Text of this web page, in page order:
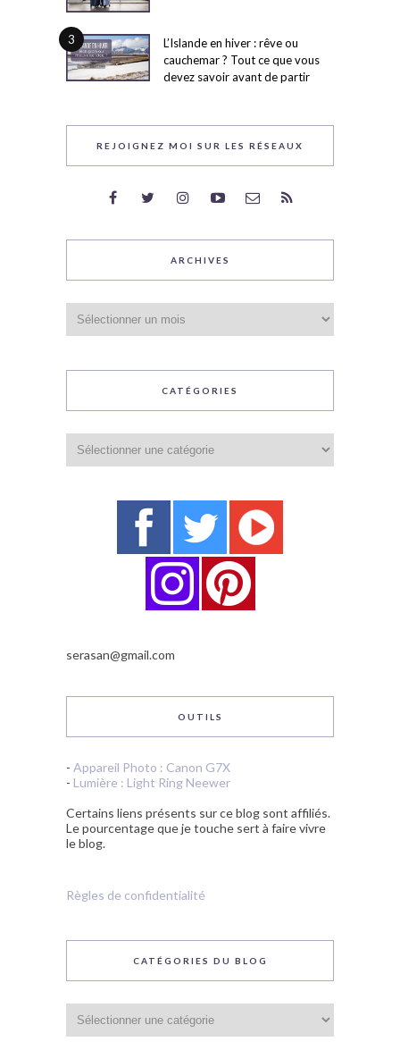
3
L’Islande en hiver : rêve ou
cauchemar ? Tout ce que vous
devez savoir avant de partir
REJOIGNEZ MOI SUR LES RÉSEAUX
ARCHIVES
CATÉGORIES
serasan@gmail.com
OUTILS
- Appareil Photo : Canon G7X
- Lumière : Light Ring Neewer
Certains liens présents sur ce blog sont affiliés.
Le pourcentage que je touche sert à faire vivre
le blog.
Règles de confidentialité
CATÉGORIES DU BLOG
du
blog